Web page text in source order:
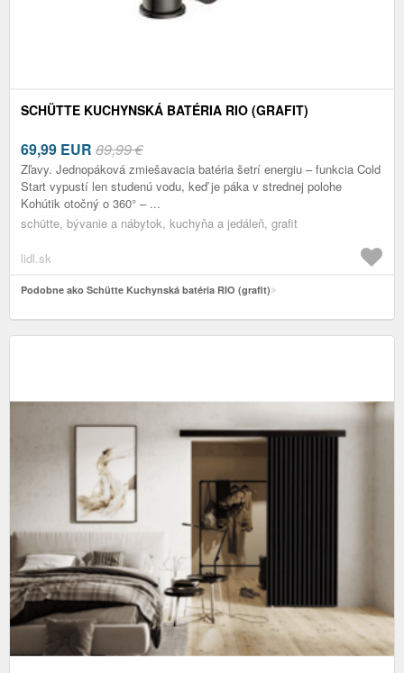
SCHÜTTE KUCHYNSKÁ BATÉRIA RIO (GRAFIT)
69,99 EUR 89,99 €
Zľavy. Jednopáková zmiešavacia batéria šetrí energiu – funkcia Cold
Start vypustí len studenú vodu, keď je páka v strednej polohe
Kohútik otočný o 360° – ...
schütte, bývanie a nábytok, kuchyňa a jedáleň, grafit
lidl.sk
Podobne ako Schütte Kuchynská batéria RIO (grafit)